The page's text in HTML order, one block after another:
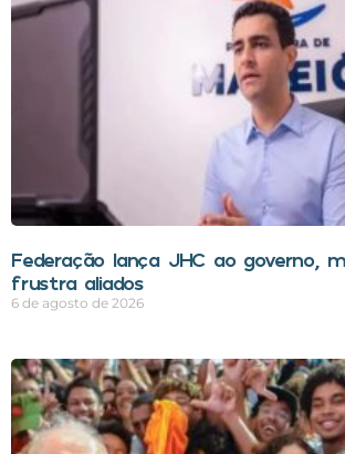
Federação lança JHC ao governo,
frustra aliados
6 de agosto de 2026